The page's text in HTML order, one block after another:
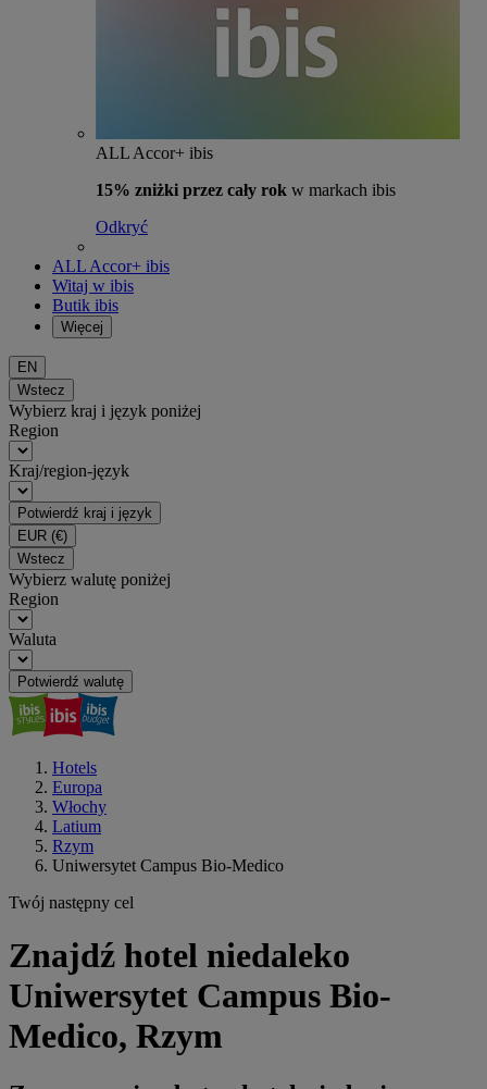
ALL Accor+ ibis
15% zniżki przez cały rok w markach ibis
Odkryć
ALL Accor+ ibis
Witaj w ibis
Butik ibis
Więcej
EN
Wstecz
Wybierz kraj i język poniżej
Region
Kraj/region-język
Potwierdź kraj i język
EUR (€)
Wstecz
Wybierz walutę poniżej
Region
Waluta
Potwierdź walutę
Hotels
Europa
Włochy
Latium
Rzym
Uniwersytet Campus Bio-Medico
Twój następny cel
Znajdź hotel niedaleko
Uniwersytet Campus Bio-
Medico, Rzym